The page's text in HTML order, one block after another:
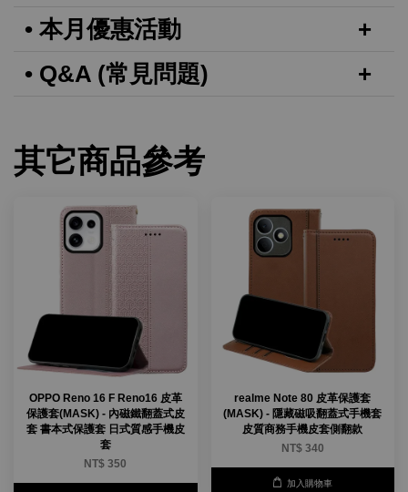
• 本月優惠活動
• Q&A (常見問題)
其它商品參考
OPPO Reno 16 F Reno16 皮革
保護套(MASK) - 內磁鐵翻蓋式皮
套 書本式保護套 日式質感手機皮
套
NT$ 350
realme Note 80 皮革保護套
(MASK) - 隱藏磁吸翻蓋式手機套
皮質商務手機皮套側翻款
NT$ 340
加入購物車